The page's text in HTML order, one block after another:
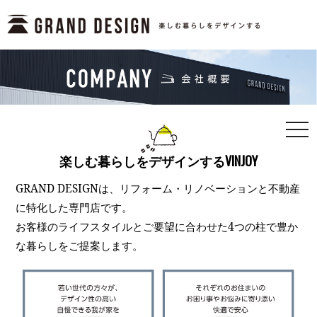
楽しむ暮らしをデザインするVINJOY
GRAND DESIGNは、リフォーム・リノベーションと不動産
に特化した専門店です。
お客様のライフスタイルとご要望に合わせた4つの柱で豊か
な暮らしをご提案します。